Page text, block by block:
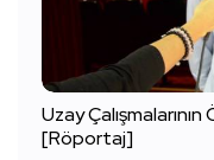
Uzay
[Röportaj]